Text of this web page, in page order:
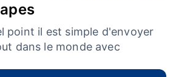
point il est simple d'envoyer
dans le monde avec